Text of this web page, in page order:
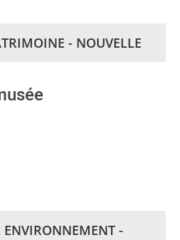
- NOUVELLE
ENVIRONNEMENT -